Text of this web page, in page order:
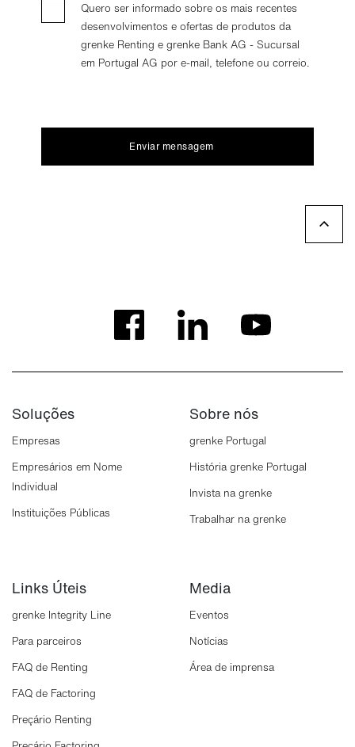
Quero ser informado sobre os mais recentes
desenvolvimentos e ofertas de produtos da
grenke Renting e grenke Bank AG - Sucursal
em Portugal AG por e-mail, telefone ou correio.
Enviar mensagem
Soluções
Empresas
Empresários em Nome
Individual
Instituições Públicas
Sobre nós
grenke Portugal
História grenke Portugal
Invista na grenke
Trabalhar na grenke
Links Úteis
grenke Integrity Line
Para parceiros
FAQ de Renting
FAQ de Factoring
Preçário Renting
Media
Eventos
Notícias
Área de imprensa